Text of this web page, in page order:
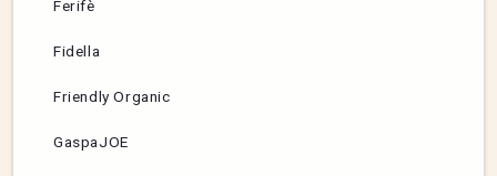
Ferifè
Fidella
Friendly Organic
GaspaJOE